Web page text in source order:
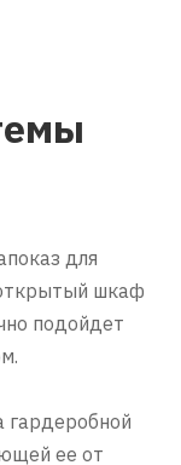
для
шкаф
подойдет
гардеробной
ее от